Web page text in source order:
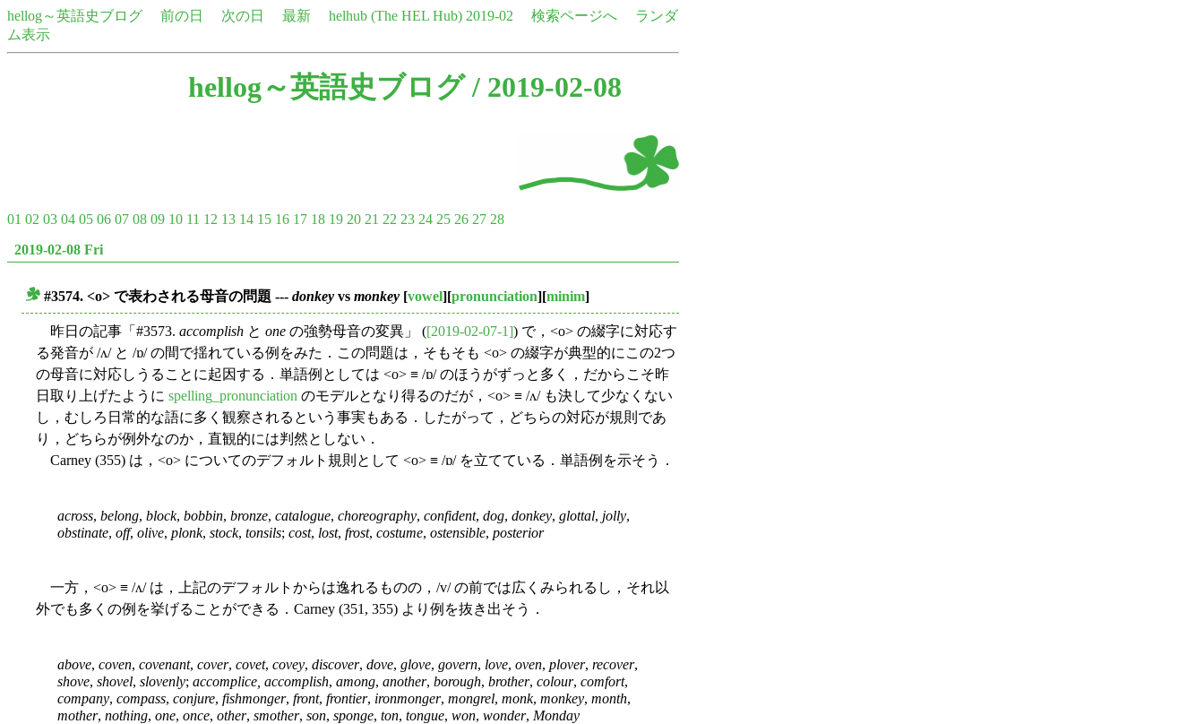
hellog～英語史ブログ 前の日 次の日 最新 helhub (The HEL Hub) 2019-02 検索ページへ
ランダ
ム表示
hellog～英語史ブログ/ 2019-02-08
01 02 03 04 05 06 07 08 09 10 11 12 13 14 15 16 17 18 19 20 21 22 23 24 25 26 27 28
2019-02-08 Fri
#3574. <o> で表わされる母音の問題 --- donkey vs monkey [vowel][pronunciation][minim]
昨日の記事「#3573. accomplish と one の強勢母音の変異」 ([2019-02-07-1]) で，<o> の綴字に対応す
る発音が /ʌ/ と /ɒ/ の間で揺れている例をみた．この問題は，そもそも <o> の綴字が典型的にこの2つ
の母音に対応しうることに起因する．単語例としては <o> ≡ /ɒ/ のほうがずっと多く，だからこそ昨
日取り上げたように spelling_pronunciation のモデルとなり得るのだが，<o> ≡ /ʌ/ も決して少なくない
し，むしろ日常的な語に多く観察されるという事実もある．したがって，どちらの対応が規則であ
り，どちらが例外なのか，直観的には判然としない．
Carney (355) は，<o> についてのデフォルト規則として <o> ≡ /ɒ/ を立てている．単語例を示そう．
across, belong, block, bobbin, bronze, catalogue, choreography, confident, dog, donkey, glottal, jolly,
obstinate, off, olive, plonk, stock, tonsils; cost, lost, frost, costume, ostensible, posterior
一方，<o> ≡ /ʌ/ は，上記のデフォルトからは逸れるものの，/v/ の前では広くみられるし，それ以
外でも多くの例を挙げることができる．Carney (351, 355) より例を抜き出そう．
above, coven, covenant, cover, covet, covey, discover, dove, glove, govern, love, oven, plover, recover,
shove, shovel, slovenly; accomplice, accomplish, among, another, borough, brother, colour, comfort,
company, compass, conjure, fishmonger, front, frontier, ironmonger, mongrel, monk, monkey, month,
mother, nothing, one, once, other, smother, son, sponge, ton, tongue, won, wonder, Monday